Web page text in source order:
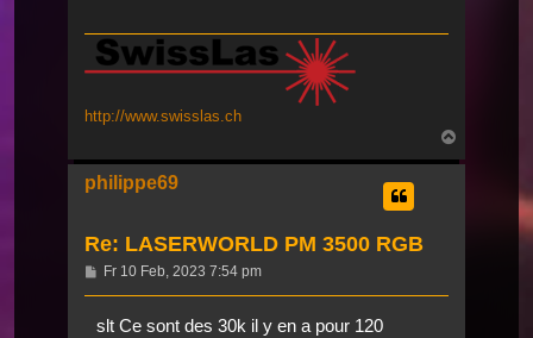
http://www.swisslas.ch
oben
philippe69
Re: LASERWORLD PM 3500 RGB
Beitrag
Fr 10 Feb, 2023 7:54 pm
slt Ce sont des 30k il y en a pour 120